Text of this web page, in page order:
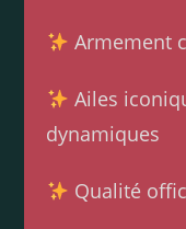
Armement
Ailes
dynamiques
Qualité